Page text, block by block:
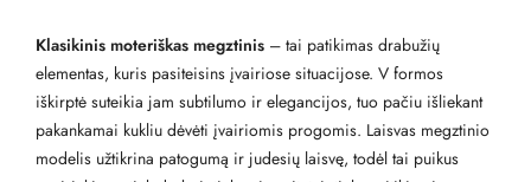
Klasikinis moteriškas megztinis – tai patikimas drabužių
elementas, kuris pasiteisins įvairiose situacijose. V formos
iškirptė suteikia jam subtilumo ir elegancijos, tuo pačiu išliekant
pakankamai kukliu dėvėti įvairiomis progomis. Laisvas megztinio
modelis užtikrina patogumą ir judesių laisvę, todėl tai puikus